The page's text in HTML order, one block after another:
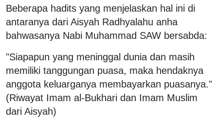
Beberapa hadits yang menjelaskan hal ini di
antaranya dari Aisyah Radhyalahu anha
bahwasanya Nabi Muhammad SAW bersabda:
"Siapapun yang meninggal dunia dan masih
memiliki tanggungan puasa, maka hendaknya
anggota keluarganya membayarkan puasanya."
(Riwayat Imam al-Bukhari dan Imam Muslim
dari Aisyah)